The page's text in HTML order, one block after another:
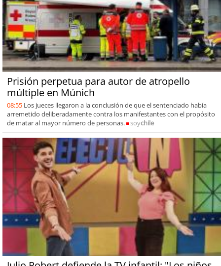
Prisión perpetua para autor de atropello
múltiple en Múnich
08:55 Los jueces llegaron a la conclusión de que el sentenciado había
arremetido deliberadamente contra los manifestantes con el propósito
de matar al mayor número de personas.
soychile